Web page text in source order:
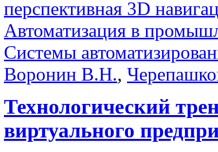
перспективная 3D
Автоматизация в
Системы
Воронин В.Н.,
Технологический
виртуального